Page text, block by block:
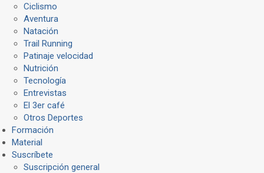
Ciclismo
Aventura
Natación
Trail Running
Patinaje velocidad
Nutrición
Tecnología
Entrevistas
El 3er café
Otros Deportes
Formación
Material
Suscríbete
Suscripción general